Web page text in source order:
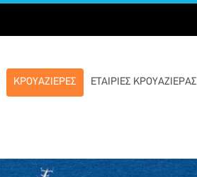
ΚΡΟΥΑΖΙΈΡΕΣ ΕΤΑΙΡΙΕΣ ΚΡΟΥΑΖΙΕΡΑΣ